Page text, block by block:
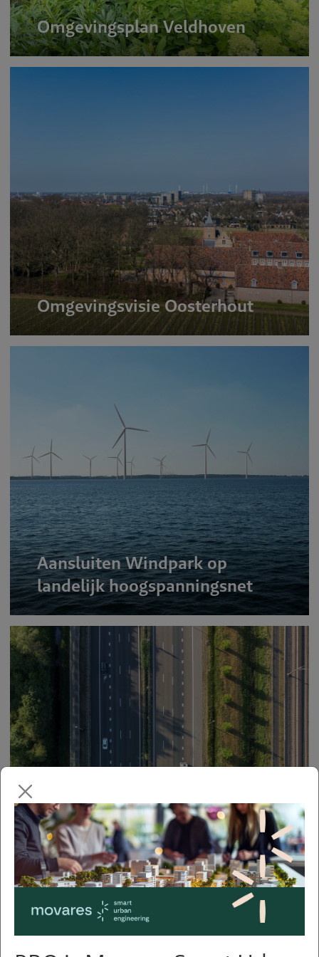
Omgevingsplan Veldhoven
Omgevingsvisie Oosterhout
Aansluiten Windpark op
landelijk hoogspanningsnet
Ruimtelijk kwaliteitsplan en
regiovoorstel A15 / A12